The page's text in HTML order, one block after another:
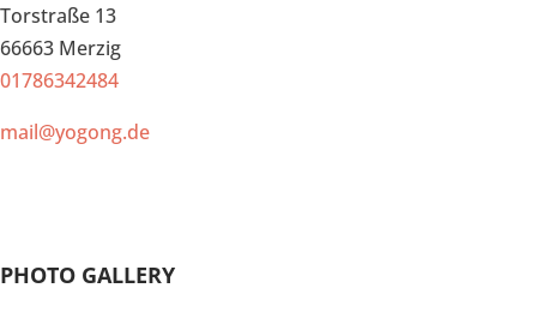
Torstraße 13
66663 Merzig
01786342484
mail@yogong.de
PHOTO GALLERY